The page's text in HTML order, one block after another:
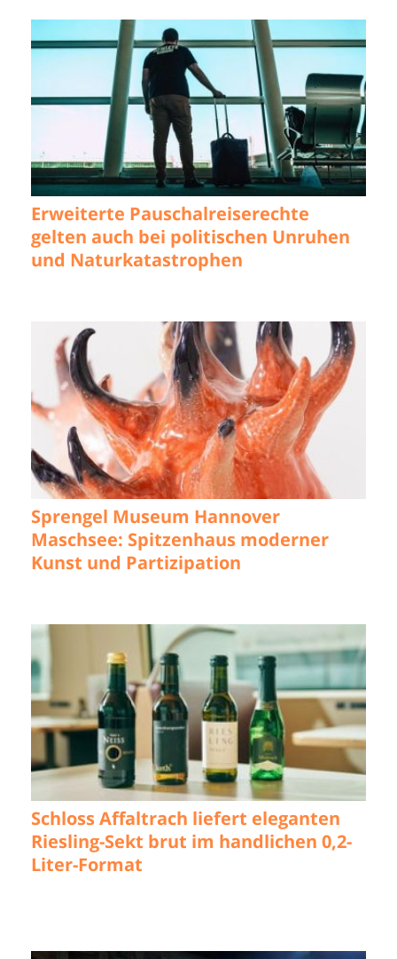
Erweiterte Pauschalreiserechte
gelten auch bei politischen Unruhen
und Naturkatastrophen
Sprengel Museum Hannover
Maschsee: Spitzenhaus moderner
Kunst und Partizipation
Schloss Affaltrach liefert eleganten
Riesling-Sekt brut im handlichen 0,2-
Liter-Format